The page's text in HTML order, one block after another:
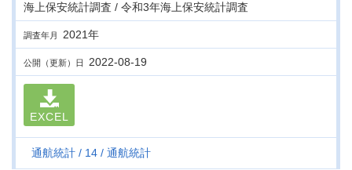
海上保安統計調査 / 令和3年海上保安統計調査
調査年月 2021年
公開（更新）日 2022-08-19
EXCEL
通航統計 14 通航統計